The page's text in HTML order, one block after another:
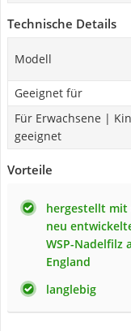
Technische Details
Modell
Geeignet für
Für Erwachsene |
geeignet
Vorteile
hergestellt mit
neu
WSP-Nadelfilz
England
langlebig